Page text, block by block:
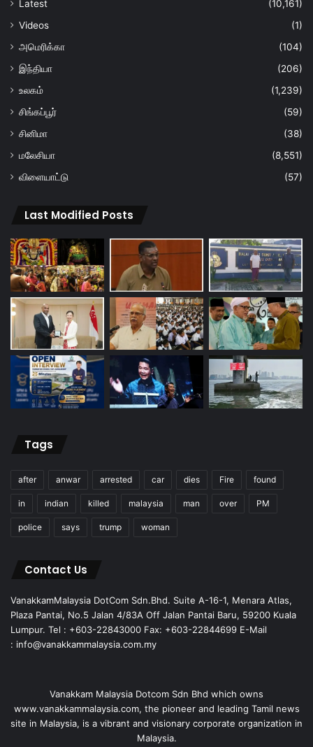
Latest
(10,161)
Videos
(1)
அமெரிக்கா
(104)
இந்தியா
(206)
உலகம்
(1,239)
சிங்கப்பூர்
(59)
சினிமா
(38)
மலேசியா
(8,551)
விளையாட்டு
(57)
Last Modified Posts
Tags
after anwar arrested car dies Fire found
in indian killed malaysia man over PM
police says trump woman
Contact Us
VanakkamMalaysia DotCom Sdn.Bhd. Suite A-16-1, Menara Atlas,
Plaza Pantai, No.5 Jalan 4/83A Off Jalan Pantai Baru, 59200 Kuala
Lumpur. Tel : +603-22843000 Fax: +603-22844699 E-Mail
: info@vanakkammalaysia.com.my
Vanakkam Malaysia Dotcom Sdn Bhd which owns
www.vanakkammalaysia.com, the pioneer and leading Tamil news
site in Malaysia, is a vibrant and visionary corporate organization in
Malaysia.